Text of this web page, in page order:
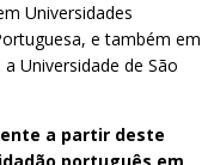
Universidades
e também em
Universidade de São
a partir deste